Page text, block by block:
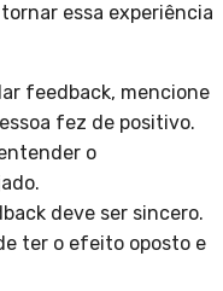
essa experiência
feedback, mencione
fez de positivo.
o
deve ser sincero.
ter o efeito oposto e